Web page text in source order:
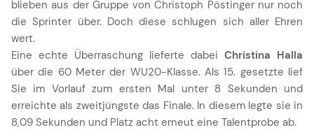
blieben aus der Gruppe von Christoph Pöstinger nur noch
die Sprinter über. Doch diese schlugen sich aller Ehren
wert.
Eine echte Überraschung lieferte dabei Christina Halla
über die 60 Meter der WU20-Klasse. Als 15. gesetzte lief
Sie im Vorlauf zum ersten Mal unter 8 Sekunden und
erreichte als zweitjüngste das Finale. In diesem legte sie in
8,09 Sekunden und Platz acht erneut eine Talentprobe ab.